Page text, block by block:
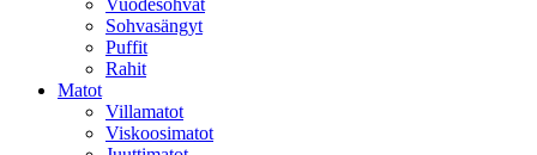
Vuodesohvat
Sohvasängyt
Puffit
Rahit
Matot
Villamatot
Viskoosimatot